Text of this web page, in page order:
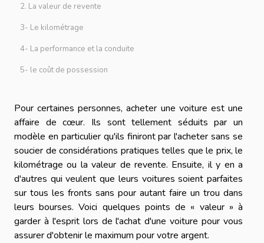
2. La valeur de revente
3- Le kilométrage
4- La performance et la conduite
5- le coût de possession
Pour certaines personnes, acheter une voiture est une
affaire de cœur. Ils sont tellement séduits par un
modèle en particulier qu'ils finiront par l'acheter sans se
soucier de considérations pratiques telles que le prix, le
kilométrage ou la valeur de revente. Ensuite, il y en a
d'autres qui veulent que leurs voitures soient parfaites
sur tous les fronts sans pour autant faire un trou dans
leurs bourses. Voici quelques points de « valeur » à
garder à l'esprit lors de l'achat d'une voiture pour vous
assurer d'obtenir le maximum pour votre argent.